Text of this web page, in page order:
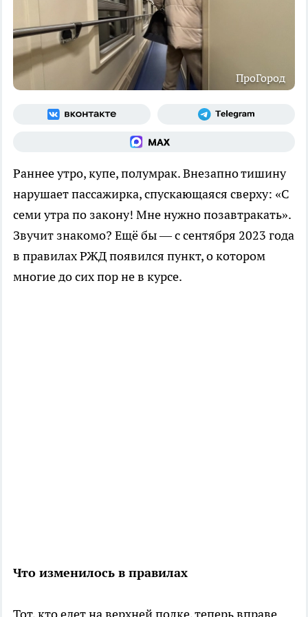
ПроГород
Раннее утро, купе, полумрак. Внезапно тишину
нарушает пассажирка, спускающаяся сверху: «С
семи утра по закону! Мне нужно позавтракать».
Звучит знакомо? Ещё бы — с сентября 2023 года
в правилах РЖД появился пункт, о котором
многие до сих пор не в курсе.
Что изменилось в правилах